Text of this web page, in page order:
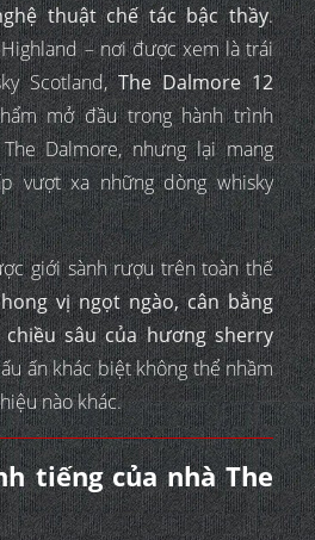
thuật chế tác bậc thầy.
– nơi được xem là trái
Scotland,The Dalmore 12
mở đầu trong hành trình
Dalmore, nhưng lại mang
vượt xa những dòng whisky
giới sành rượu trên toàn thế
vị ngọt ngào, cân bằng
sâu của hương sherry
ấn khác biệt không thể nhầm
nào khác.
tiếng của nhà The